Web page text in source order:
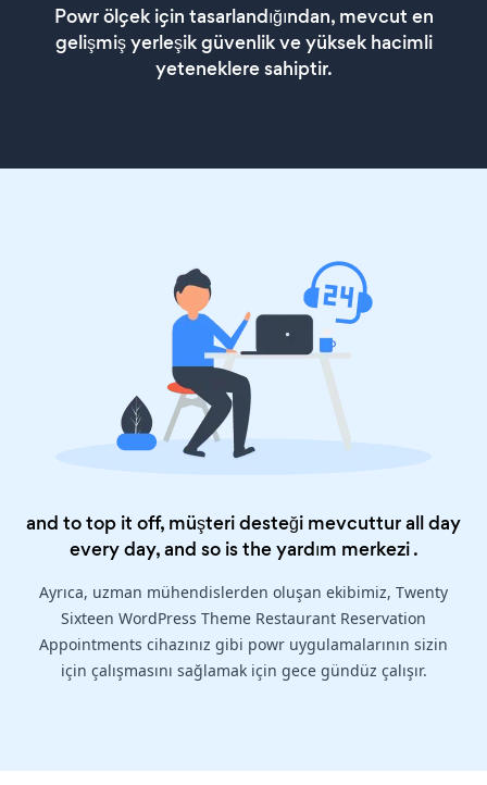
Powr ölçek için tasarlandığından, mevcut en
gelişmiş yerleşik güvenlik ve yüksek hacimli
yeteneklere sahiptir.
and to top it off, müşteri desteği mevcuttur all day
every day, and so is theyardım merkezi.
Ayrıca, uzman mühendislerden oluşan ekibimiz, Twenty
Sixteen WordPress Theme Restaurant Reservation
Appointments cihazınız gibi powr uygulamalarının sizin
için çalışmasını sağlamak için gece gündüz çalışır.